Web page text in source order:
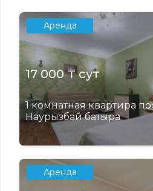
Аренда
17 000 ₸ сут
1 комнатная квартира
Наурызбай батыра
Аренда